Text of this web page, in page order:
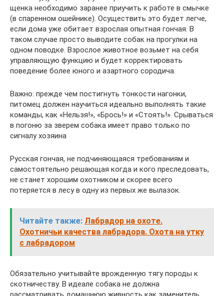
щенка необходимо заранее приучить к работе в смычке
(в спаренном ошейнике). Осуществить это будет легче,
если дома уже обитает взрослая опытная гончая. В
таком случае просто выводите собак на прогулки на
одном поводке. Взрослое животное возьмет на себя
управляющую функцию и будет корректировать
поведение более юного и азартного сородича.
Важно: прежде чем постигнуть тонкости нагонки,
питомец должен научиться идеально выполнять такие
команды, как «Нельзя!», «Брось!» и «Стоять!». Срываться
в погоню за зверем собака имеет право только по
сигналу хозяина
Русская гончая, не подчиняющаяся требованиям и
самостоятельно решающая когда и кого преследовать,
не станет хорошим охотником и скорее всего
потеряется в лесу в одну из первых же вылазок.
Читайте также: Лабрадор на охоте.
Охотничьи качества лабрадора. Охота на утку
с лабрадором
Обязательно учитывайте врожденную тягу породы к
скотничеству. В идеале собака не должна